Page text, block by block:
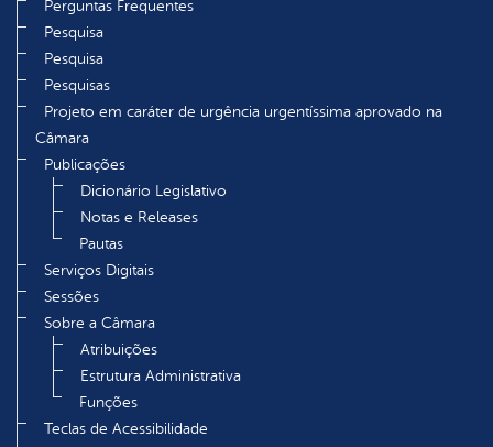
Perguntas Frequentes
Pesquisa
Pesquisa
Pesquisas
Projeto em caráter de urgência urgentíssima aprovado na
Câmara
Publicações
Dicionário Legislativo
Notas e Releases
Pautas
Serviços Digitais
Sessões
Sobre a Câmara
Atribuições
Estrutura Administrativa
Funções
Teclas de Acessibilidade